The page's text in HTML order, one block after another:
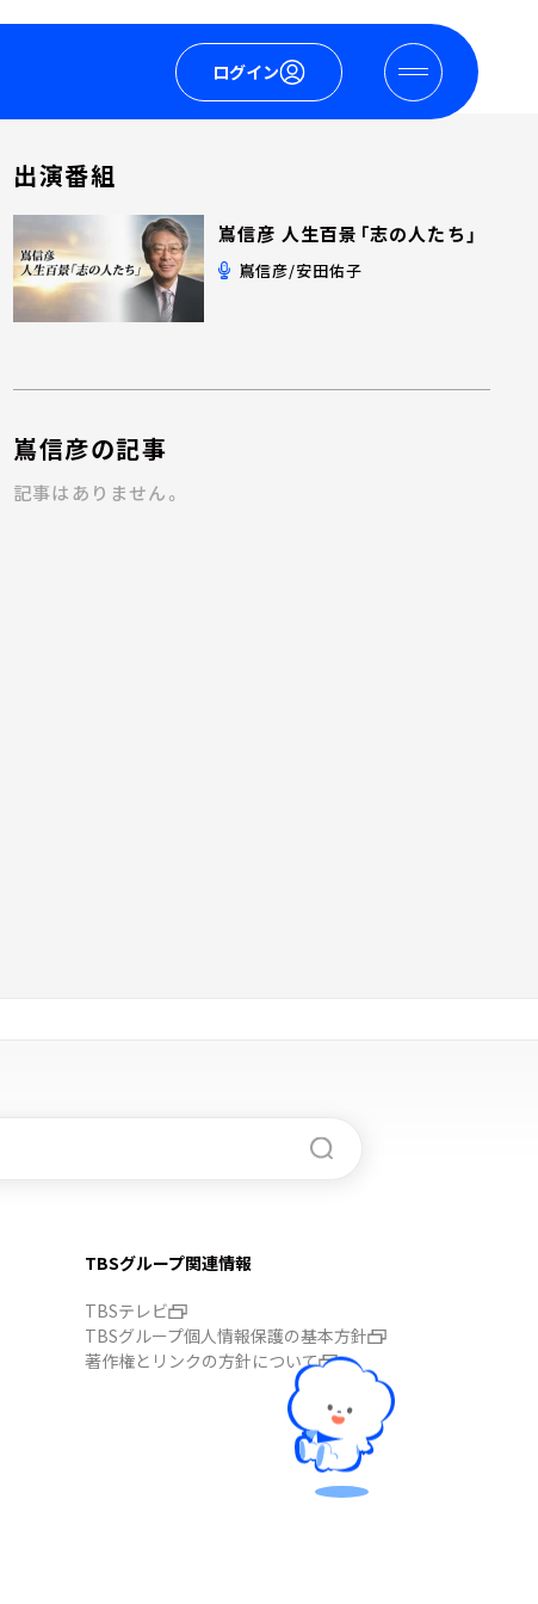
ログイン
出演番組
嶌信彦 人生百景「志の人たち」
嶌信彦/安田佑子
嶌信彦の記事
記事はありません。
TBSグループ関連情報
TBSテレビ
TBSグループ個人情報保護の基本方針
著作権とリンクの方針について